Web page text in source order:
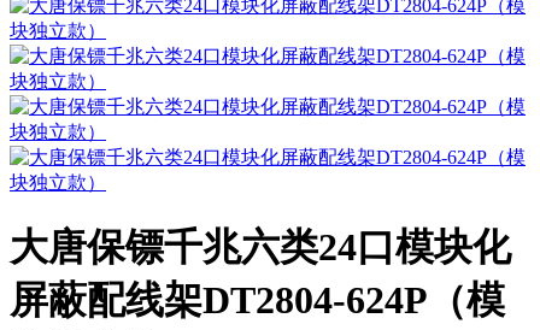
大唐保镖千兆六类24口模块化
屏蔽配线架DT2804-624P（模